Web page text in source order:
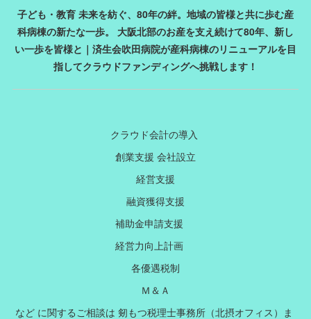
子ども・教育 未来を紡ぐ、80年の絆。地域の皆様と共に歩む産
科病棟の新たな一歩。 大阪北部のお産を支え続けて80年、新し
い一歩を皆様と｜済生会吹田病院が産科病棟のリニューアルを目
指してクラウドファンディングへ挑戦します！
クラウド会計の導入
創業支援 会社設立
経営支援
融資獲得支援
補助金申請支援
経営力向上計画
各優遇税制
Ｍ＆Ａ
など に関するご相談は 剱もつ税理士事務所（北摂オフィス）ま